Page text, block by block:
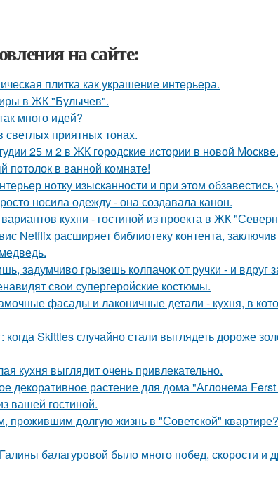
на сайте:
плитка как украшение интерьера.
в ЖК "Булычев".
много идей?
светлых приятных тонах.
25 м 2 в ЖК городские истории в новой Москве.
потолок в ванной комнате!
нотку изысканности и при этом
носила одежду - она создавала канон.
кухни - гостиной из проекта в ЖК
Netflix расширяет библиотеку контента,
задумчиво грызешь колпачок от ручки - и
свои супергеройские костюмы.
фасады и лаконичные детали - кухня, в
Skittles случайно стали выглядеть дороже
кухня выглядит очень привлекательно.
декоративное растение для дома "Аглонема
вашей гостиной.
прожившим долгую жизнь в "Советской" квартире?
балагуровой было много побед, скорости и